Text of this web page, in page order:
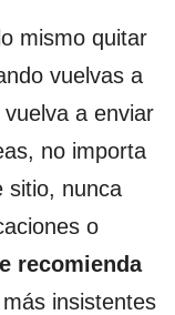
mismo quitar
vuelvas a
a enviar
no importa
sitio, nunca
o
recomienda
insistentes